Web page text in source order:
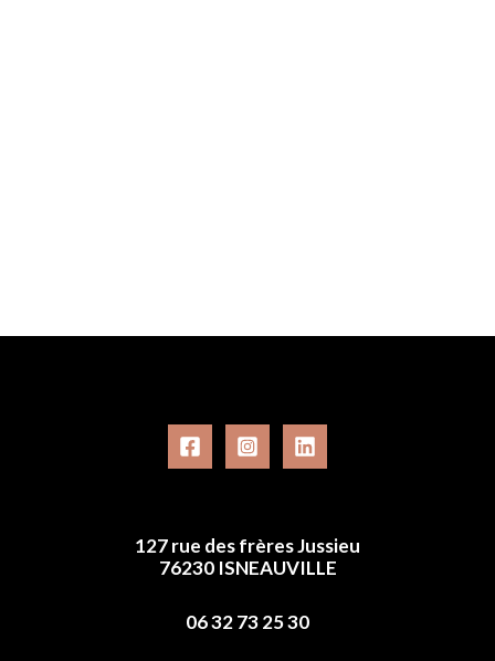
127 rue des frères Jussieu
76230 ISNEAUVILLE
06 32 73 25 30